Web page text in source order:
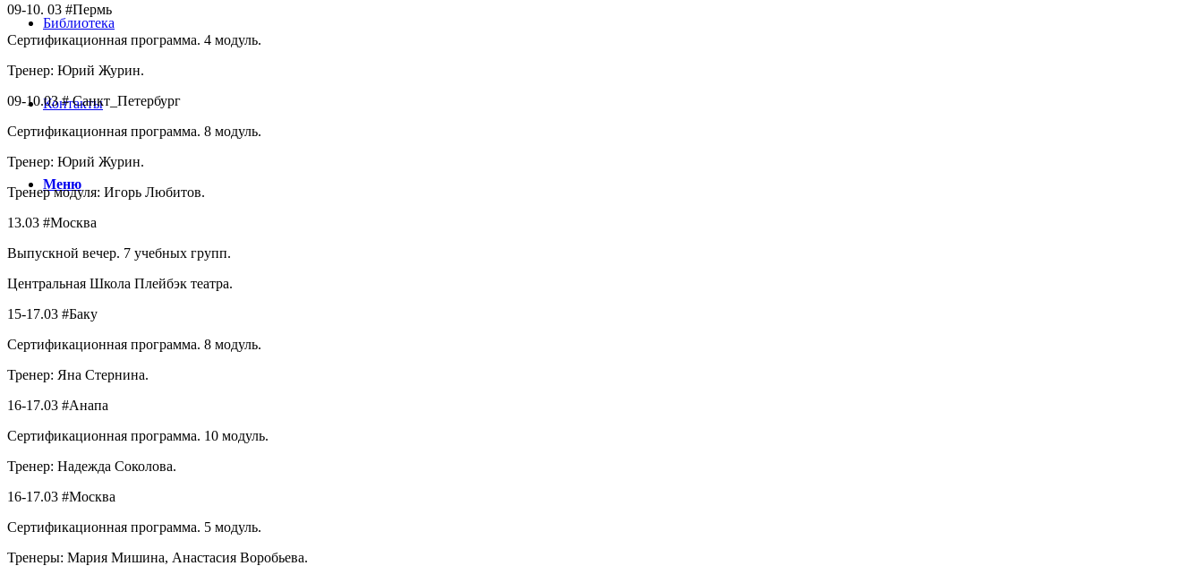
Библиотека
Контакты
Меню
09-10. 03 #Пермь
Сертификационная программа. 4 модуль.
Тренер: Юрий Журин.
09-10.03 # Санкт_Петербург
Сертификационная программа. 8 модуль.
Тренер: Юрий Журин.
Тренер модуля: Игорь Любитов.
13.03 #Москва
Выпускной вечер. 7 учебных групп.
Центральная Школа Плейбэк театра.
15-17.03 #Баку
Сертификационная программа. 8 модуль.
Тренер: Яна Стернина.
16-17.03 #Анапа
Сертификационная программа. 10 модуль.
Тренер: Надежда Соколова.
16-17.03 #Москва
Сертификационная программа. 5 модуль.
Тренеры: Мария Мишина, Анастасия Воробьева.